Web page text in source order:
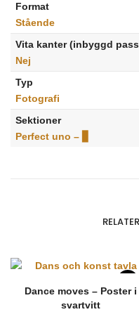
Format
Stående
Vita kanter (inbyggd
Nej
Typ
Fotografi
Sektioner
Perfect uno – ▊
Dance moves – Poster i
svartvitt